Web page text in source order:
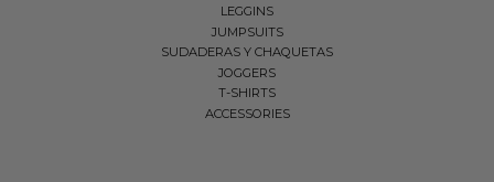
LEGGINS
JUMPSUITS
SUDADERAS Y CHAQUETAS
JOGGERS
T-SHIRTS
ACCESSORIES